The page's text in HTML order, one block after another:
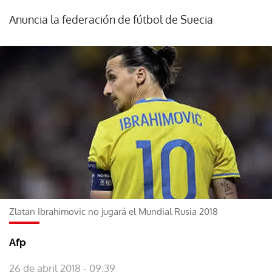
Anuncia la federación de fútbol de Suecia
Zlatan Ibrahimovic no jugará el Mundial Rusia 2018
Afp
26 de abril 2018 - 09:39